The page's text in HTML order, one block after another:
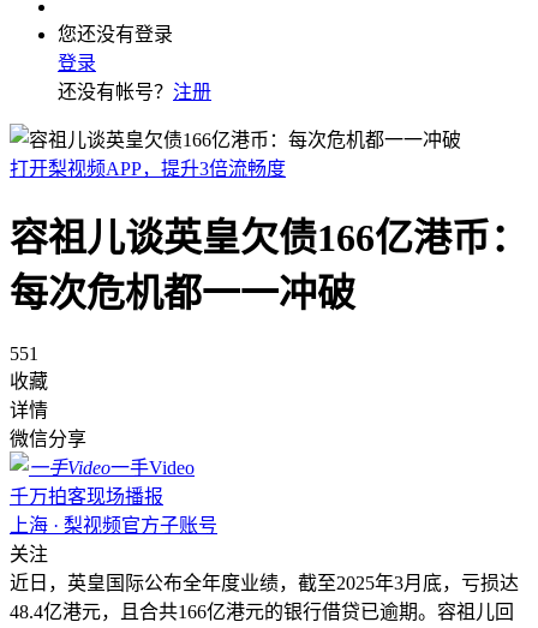
您还没有登录
登录
还没有帐号？ 注册
打开梨视频APP，提升3倍流畅度
容祖儿谈英皇欠债166亿港币：
每次危机都一一冲破
551
收藏
详情
微信分享
一手Video
千万拍客现场播报
上海 · 梨视频官方子账号
关注
近日，英皇国际公布全年度业绩，截至2025年3月底，亏损达
48.4亿港元，且合共166亿港元的银行借贷已逾期。容祖儿回